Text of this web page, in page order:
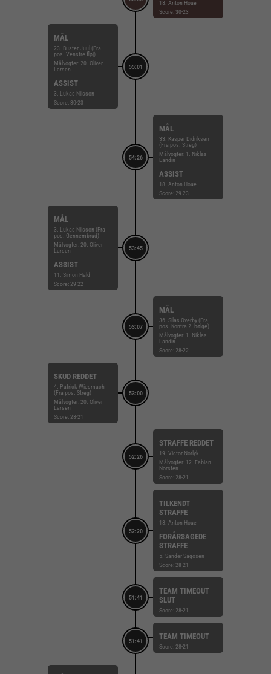
18. Anton Houe
Score: 30-23
55:01
MÅL
23. Buster Juul (Fra
pos. Venstre fløj)
Målvogter: 20. Oliver
Larsen
ASSIST
3. Lukas Nilsson
Score: 30-23
54:26
MÅL
33. Kasper Didriksen
(Fra pos. Streg)
Målvogter: 1. Niklas
Landin
ASSIST
18. Anton Houe
Score: 29-23
53:45
MÅL
3. Lukas Nilsson (Fra
pos. Gennembrud)
Målvogter: 20. Oliver
Larsen
ASSIST
11. Simon Hald
Score: 29-22
53:07
MÅL
36. Silas Overby (Fra
pos. Kontra 2. bølge)
Målvogter: 1. Niklas
Landin
Score: 28-22
53:00
SKUD REDDET
4. Patrick Wiesmach
(Fra pos. Streg)
Målvogter: 20. Oliver
Larsen
Score: 28-21
52:26
STRAFFE REDDET
19. Victor Norlyk
Målvogter: 12. Fabian
Norsten
Score: 28-21
52:20
TILKENDT
STRAFFE
18. Anton Houe
FORÅRSAGEDE
STRAFFE
5. Sander Sagosen
Score: 28-21
51:41
TEAM TIMEOUT
SLUT
Score: 28-21
51:41
TEAM TIMEOUT
Score: 28-21